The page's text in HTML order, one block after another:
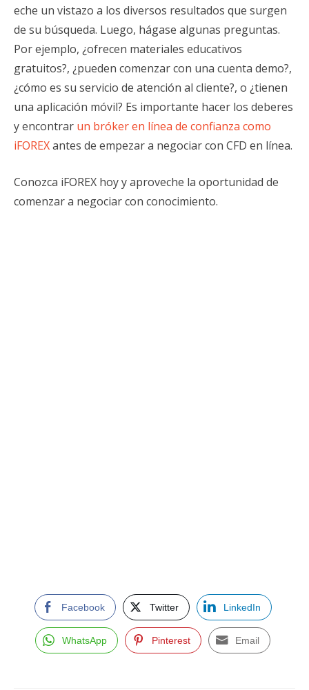
eche un vistazo a los diversos resultados que surgen
de su búsqueda. Luego, hágase algunas preguntas.
Por ejemplo, ¿ofrecen materiales educativos
gratuitos?, ¿pueden comenzar con una cuenta demo?,
¿cómo es su servicio de atención al cliente?, o ¿tienen
una aplicación móvil? Es importante hacer los deberes
y encontrar un bróker en línea de confianza como
iFOREXantes de empezar a negociar con CFD en línea.
Conozca iFOREX hoy y aproveche la oportunidad de
comenzar a negociar con conocimiento.
Facebook Twitter LinkedIn
WhatsApp Pinterest Email